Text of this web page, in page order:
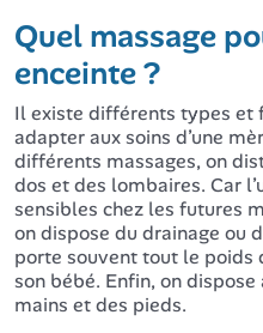
Quel massage
enceinte ?
Il existe différents types et
adapter aux soins d’une
différents massages, on
dos et des lombaires. Car
sensibles chez les futures
on dispose du drainage ou
porte souvent tout le poids
son bébé. Enfin, on dispose
mains et des pieds.